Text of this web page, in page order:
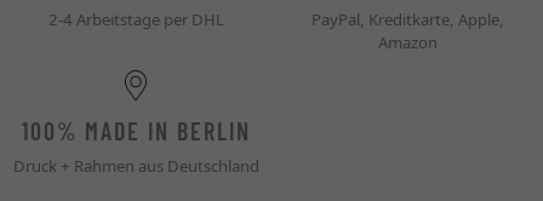
2-4 Arbeitstage per DHL
PayPal, Kreditkarte, Apple,
Amazon
100% MADE IN BERLIN
Druck + Rahmen aus Deutschland